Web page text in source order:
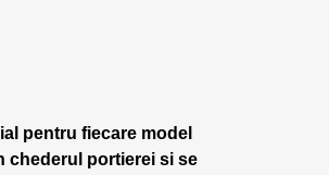
pentru fiecare model
chederul portierei si se